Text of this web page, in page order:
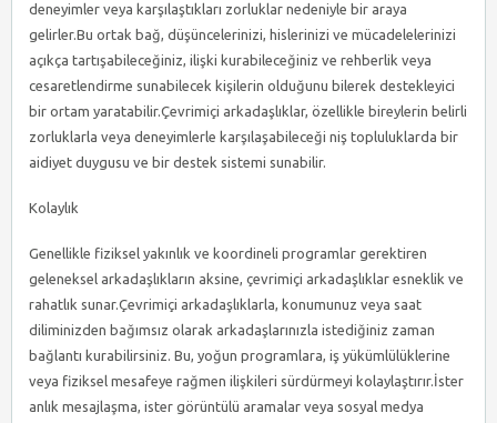
deneyimler veya karşılaştıkları zorluklar nedeniyle bir araya
gelirler.Bu ortak bağ, düşüncelerinizi, hislerinizi ve mücadelelerinizi
açıkça tartışabileceğiniz, ilişki kurabileceğiniz ve rehberlik veya
cesaretlendirme sunabilecek kişilerin olduğunu bilerek destekleyici
bir ortam yaratabilir.Çevrimiçi arkadaşlıklar, özellikle bireylerin belirli
zorluklarla veya deneyimlerle karşılaşabileceği niş topluluklarda bir
aidiyet duygusu ve bir destek sistemi sunabilir.
Kolaylık
Genellikle fiziksel yakınlık ve koordineli programlar gerektiren
geleneksel arkadaşlıkların aksine, çevrimiçi arkadaşlıklar esneklik ve
rahatlık sunar.Çevrimiçi arkadaşlıklarla, konumunuz veya saat
diliminizden bağımsız olarak arkadaşlarınızla istediğiniz zaman
bağlantı kurabilirsiniz. Bu, yoğun programlara, iş yükümlülüklerine
veya fiziksel mesafeye rağmen ilişkileri sürdürmeyi kolaylaştırır.İster
anlık mesajlaşma, ister görüntülü aramalar veya sosyal medya